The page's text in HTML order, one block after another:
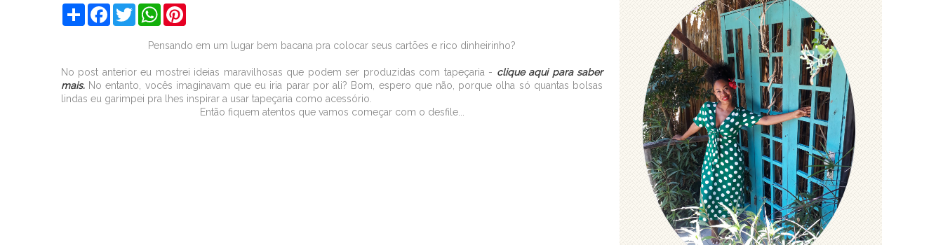
S
h
a
F
a
c
o
o
k
T
w
r
W
h
a
t
s
p
p
t
e
r
e
s
t
Pensando em um lugar bem bacana pra colocar seus cartões e rico dinheirinho?
No post anterior eu mostrei ideias maravilhosas que podem ser produzidas com tapeçaria - clique aqui para saber
mais. No entanto, vocês imaginavam que eu iria parar por ali? Bom, espero que não, porque olha só quantas bolsas
lindas eu garimpei pra lhes inspirar a usar tapeçaria como acessório.
Então fiquem atentos que vamos começar com o desfile...